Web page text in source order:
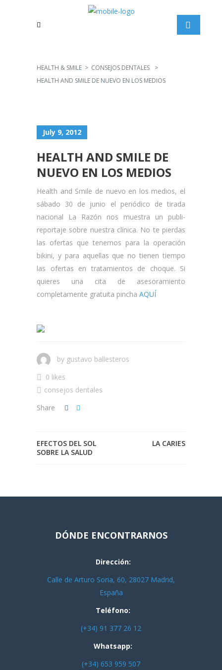
HEALTH & SMILE > CONSEJOS DENTALES
>
HEALTH AND SMILE DE NUEVO EN LOS MEDIOS
July 9, 2012
HEALTH AND SMILE DE
NUEVO EN LOS MEDIOS
Health and Smile de nuevo en los medios, el
sábado 30 de junio el periódico de tirada
nacional La Razón nos muestra un publi-
reportaje sobre nuestra clínica. No te pierdas
las ofertas que tenemos para la operación
bikini, y para aquellas que no tienen tiempo
las ofertas en tratamientos de choque. Si
quieres una cita de asesoramiento
completamente gratuita pincha AQUÍ
by gustavo ballesteros
0 likes
consejos dentales
Share
EFECTOS DEL SOL
SOBRE LA SALUD
LA CARIES
DÓNDE ENCONTRARNOS
Dirección:
Calle de Arturo Soria, 60, 28027 Madrid,
España
Teléfono:
(+34) 91 377 26 12
Whatsapp:
(+34) 653 959 507